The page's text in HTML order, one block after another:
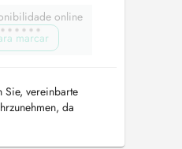
online
marcar
Sie, vereinbarte
da
gesamte Team für Sie
Versäumnis